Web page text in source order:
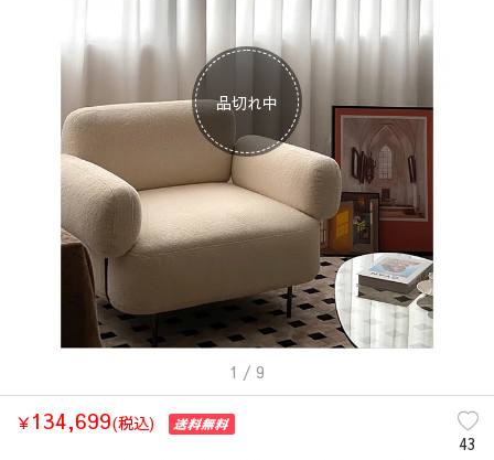
品切れ中
1 / 9
￥134,699(税込)
43